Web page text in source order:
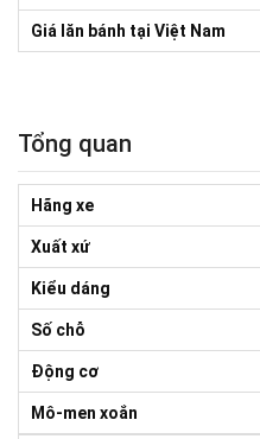
Giá lăn bánh tại Việt Nam
Tổng quan
Hãng xe
Xuất xứ
Kiểu dáng
Số chỗ
Động cơ
Mô-men xoắn